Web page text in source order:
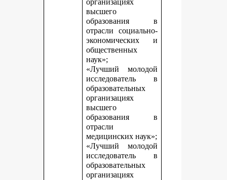
организациях
высшего
образования в
отрасли социально-
экономических и
общественных
наук»;
«Лучший молодой
исследователь в
образовательных
организациях
высшего
образования в
отрасли
медицинских наук»;
«Лучший молодой
исследователь в
образовательных
организациях